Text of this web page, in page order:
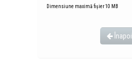
Dimensiune maximă fișier 10 MB
Înapoi